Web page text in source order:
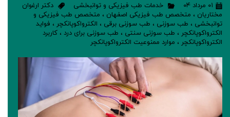
۰۱ مرداد ۰۴ خدمات طب فیزیکی و توانبخشی
دکتر ارغوان
مختاریان ، متخصص طب فیزیکی اصفهان ، متخصص طب فیزیکی و
توانبخشی ، طب سوزنی ، طب سوزنی برقی ، الکترواکوپانکچر ، فواید
الکترواکوپانکچر ، طب سوزنی سنتی ، طب سوزنی برای درد ، کاربرد
الکترواکوپانکچر ، موارد ممنوعیت الکترواکوپانکچر